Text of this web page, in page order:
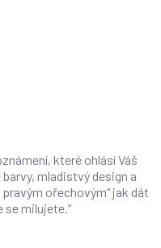
které ohlásí Váš
mladistvý design a
ořechovým“ jak dát
se milujete.“